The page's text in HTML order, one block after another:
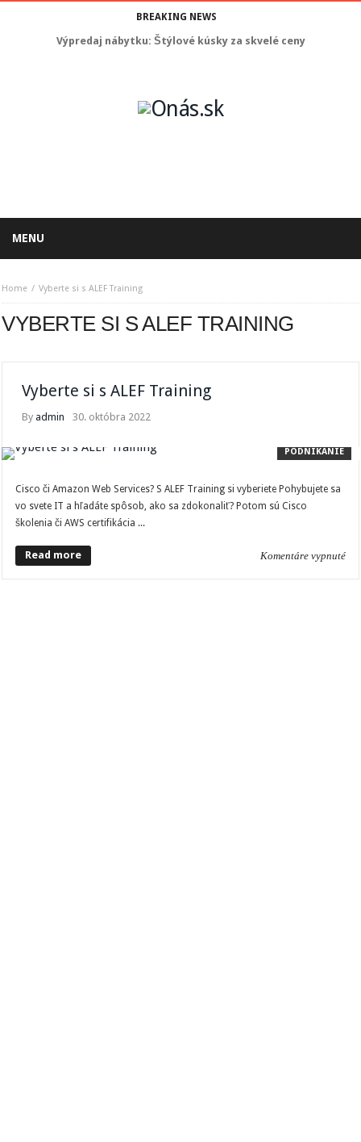
BREAKING NEWS
Výpredaj nábytku: Štýlové kúsky za skvelé ceny
MENU
Home Vyberte si s ALEF Training
VYBERTE SI S ALEF TRAINING
Vyberte si s ALEF Training
By admin 30. októbra 2022
PODNIKANIE
Cisco či Amazon Web Services? S ALEF Training si vyberiete Pohybujete sa
vo svete IT a hľadáte spôsob, ako sa zdokonaliť? Potom sú Cisco
školenia či AWS certifikácia ...
Read more Komentáre vypnuté